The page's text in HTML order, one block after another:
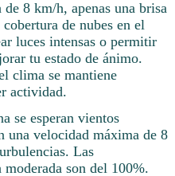
8 km/h, apenas una brisa
de nubes en el
luces intensas o permitir
tu estado de ánimo.
clima se mantiene
actividad.
se esperan vientos
una velocidad máxima de 8
Las
son del 100%.